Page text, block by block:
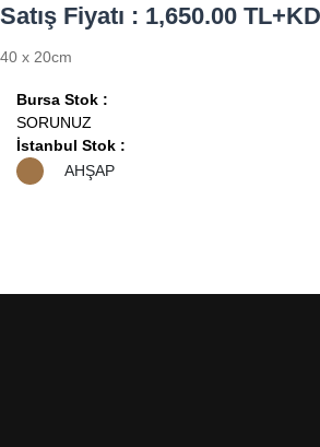
Satış Fiyatı : 1,650.00
40 x 20cm
Bursa Stok :
SORUNUZ
İstanbul Stok :
AHŞAP